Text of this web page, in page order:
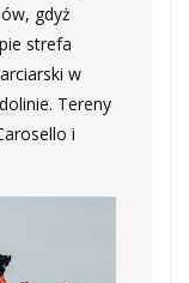
gdyż
strefa
w
Tereny
i